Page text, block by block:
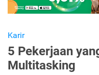
Karir
5 Pekerjaan
Multitasking